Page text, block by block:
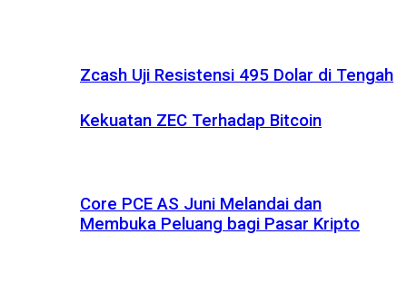
Zcash Uji Resistensi 495 Dolar di Tengah
Kekuatan ZEC Terhadap Bitcoin
Core PCE AS Juni Melandai dan
Membuka Peluang bagi Pasar Kripto